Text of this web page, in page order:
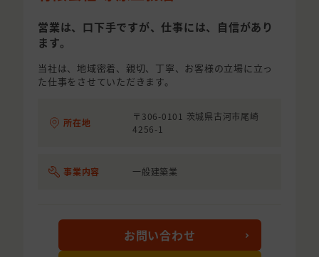
営業は、口下手ですが、仕事には、自信があり
ます。
当社は、地域密着、親切、丁寧、お客様の立場に立っ
た仕事をさせていただきます。
所在地
〒306-0101 茨城県古河市尾崎
4256-1
事業内容 一般建築業
お問い合わせ